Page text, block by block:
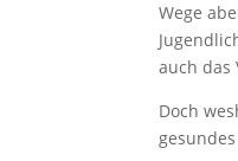
Wege
auch das
Doch